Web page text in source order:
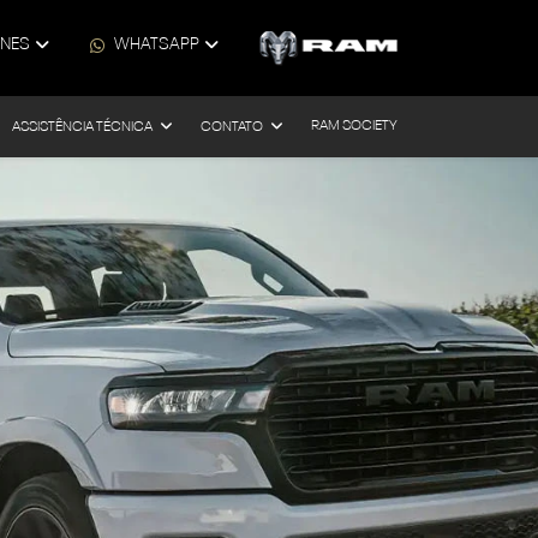
WHATSAPP
ASSISTÊNCIA TÉCNICA CONTATO RAM SOCIETY